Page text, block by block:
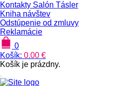
Kontakty Salón Tásler
Kniha návštev
Odstúpenie od zmluvy
Reklamácie
0
Košík: 0.00 €
Košík je prázdny.